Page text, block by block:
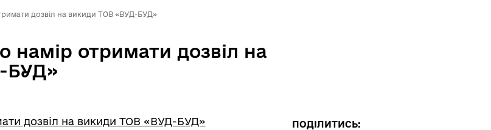
дозвіл на викиди ТОВ «ВУД-БУД»
намір отримати дозвіл на
БУД»
дозвіл на викиди ТОВ «ВУД-БУД» ПОДІЛИТИСЬ: